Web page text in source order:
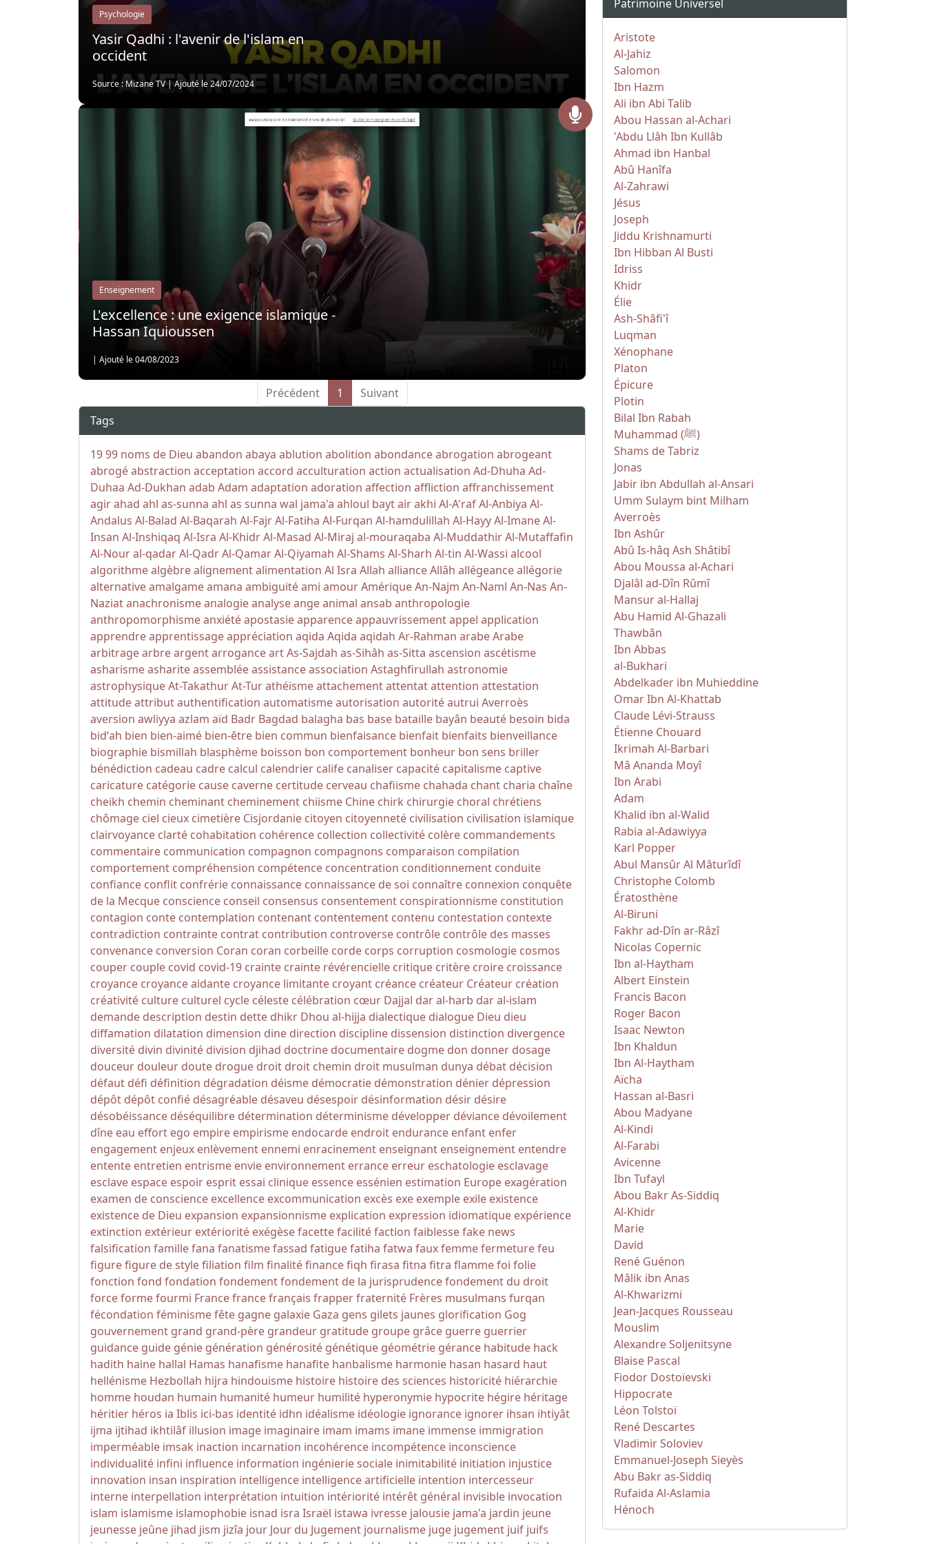
Psychologie
Yasir Qadhi : l'avenir de l'islam en
occident
Source : Mizane TV|Ajouté le 24/07/2024
Enseignement
L'excellence : une exigence islamique -
Hassan Iquioussen
| Ajouté le 04/08/2023
Précédent 1
Suivant
Tags
1999 noms de Dieu abandon abaya ablution abolition abondanceabrogation abrogeant
abrogéabstraction acceptation accord acculturation action actualisation Ad-Dhuha Ad-
Duhaa Ad-Dukhan adab Adam adaptation adoration affection affliction affranchissement
agirahad ahl as-sunna ahl as sunna wal jama'a ahloul baytairakhi Al-A'rafAl-Anbiya Al-
Andalus Al-Balad Al-Baqarah Al-FajrAl-Fatiha Al-Furqan Al-hamdulillah Al-HayyAl-ImaneAl-
Insan Al-Inshiqaq Al-Isra Al-KhidrAl-Masad Al-Miraj al-mouraqaba Al-MuddathirAl-Mutaffafin
Al-Noural-qadarAl-QadrAl-QamarAl-Qiyamah Al-Shams Al-Sharh Al-tin Al-Wassi alcool
algorithmealgèbrealignementalimentation Al Isra Allah allianceAllâh allégeanceallégorie
alternativeamalgameamana ambiguitéami amourAmériqueAn-Najm An-Naml An-Nas An-
Naziatanachronismeanalogieanalyseangeanimal ansab anthropologie
anthropomorphismeanxiétéapostasieapparenceappauvrissementappel application
apprendreapprentissageappréciation aqida Aqida aqidah Ar-Rahman arabeArabe
arbitragearbreargentarroganceartAs-Sajdah as-Sihâh as-Sitta ascension ascétisme
asharismeashariteassembléeassistanceassociation Astaghfirullah astronomie
astrophysiqueAt-TakathurAt-Turathéismeattachementattentatattention attestation
attitudeattributauthentification automatismeautorisation autoritéautrui Averroès
aversion awliyya azlam aïd Badr Bagdad balagha bas base bataille bayân beauté besoin bida
bidʻah bien bien-aimé bien-être bien commun bienfaisance bienfait bienfaits bienveillance
biographie bismillah blasphème boisson bon comportement bonheur bon sens briller
bénédiction cadeau cadre calcul calendrier calife canaliser capacité capitalisme captive
caricature catégorie cause caverne certitude cerveau chafiisme chahada chant charia chaîne
cheikh chemin cheminant cheminement chiisme Chine chirk chirurgie choral chrétiens
chômage ciel cieux cimetière Cisjordanie citoyen citoyenneté civilisation civilisation islamique
clairvoyance clarté cohabitation cohérence collection collectivité colère commandements
commentaire communication compagnon compagnons comparaison compilation
comportement compréhension compétence concentration conditionnement conduite
confiance conflit confrérie connaissance connaissance de soi connaître connexion conquête
de la Mecque conscience conseil consensus consentement conspirationnisme constitution
contagion conte contemplation contenant contentement contenu contestation contexte
contradiction contrainte contrat contribution controverse contrôle contrôle des masses
convenance conversion Coran coran corbeille corde corps corruption cosmologie cosmos
couper couple covid covid-19 crainte crainte révérencielle critique critère croire croissance
croyance croyance aidante croyance limitante croyant créance créateur Créateur création
créativité culture culturel cycle céleste célébration cœur Dajjal dar al-harb dar al-islam
demande description destin dette dhikr Dhou al-hijja dialectique dialogue Dieu dieu
diffamation dilatation dimension dine direction discipline dissension distinction divergence
diversité divin divinité division djihad doctrine documentaire dogme don donner dosage
douceur douleur doute drogue droit droit chemin droit musulman dunya débat décision
défaut défi définition dégradation déisme démocratie démonstration dénier dépression
dépôt dépôt confié désagréable désaveu désespoir désinformation désir désire
désobéissance déséquilibre détermination déterminisme développer déviance dévoilement
dîne eau effort ego empire empirisme endocarde endroit endurance enfant enfer
engagement enjeux enlèvement ennemi enracinement enseignant enseignement entendre
entente entretien entrisme envie environnement errance erreur eschatologie esclavage
esclave espace espoir esprit essai clinique essence essénien estimation Europe exagération
examen de conscience excellence excommunication excès exe exemple exile existence
existence de Dieu expansion expansionnisme explication expression idiomatique expérience
extinction extérieur extériorité exégèsefacettefacilitéfaction faiblessefake news
falsification famillefana fanatismefassad fatiguefatiha fatwa fauxfemmefermeturefeu
figurefigure de stylefiliation film finalitéfinancefiqh firasa fitna fitra flammefoi folie
fonction fond fondation fondementfondement de la jurisprudencefondement du droit
forceformefourmi Francefrancefrançais frapperfraternité Frères musulmans furqan
fécondation féminismefête gagne galaxie Gaza gens gilets jaunes glorification Gog
gouvernement grand grand-père grandeur gratitude groupe grâce guerre guerrier
guidance guide génie génération générosité génétique géométrie gérance habitude hack
hadith haine hallal Hamas hanafisme hanafite hanbalisme harmonie hasan hasard haut
hellénisme Hezbollah hijra hindouisme histoire histoire des sciences historicité hiérarchie
homme houdan humain humanité humeur humilité hyperonymie hypocrite hégire héritage
héritier héros ia Iblis ici-bas identité idhn idéalisme idéologie ignorance ignorer ihsan ihtiyât
ijma ijtihad ikhtilâf illusion image imaginaire imam imams imane immense immigration
imperméable imsak inaction incarnation incohérence incompétence inconscience
individualité infini influence information ingénierie sociale inimitabilité initiation injustice
innovation insan inspiration intelligence intelligence artificielle intention intercesseur
interne interpellation interprétation intuition intériorité intérêt général invisible invocation
islam islamisme islamophobie isnad isra Israël istawa ivresse jalousie jama'a jardin jeune
jeunesse jeûne jihad jism jizîa jour Jour du Jugement journalisme juge jugement juif juifs
Patrimoine Universel
Aristote
Al-Jahiz
Salomon
Ibn Hazm
Ali ibn Abi Talib
Abou Hassan al-Achari
'Abdu Llâh Ibn Kullâb
Ahmad ibn Hanbal
Abû Hanîfa
Al-Zahrawi
Jésus
Joseph
Jiddu Krishnamurti
Ibn Hibban Al Busti
Idriss
Khidr
Élie
Ash-Shâfi'î
Luqman
Xénophane
Platon
Épicure
Plotin
Bilal Ibn Rabah
Muhammad (ﷺ)
Shams de Tabriz
Jonas
Jabir ibn Abdullah al-Ansari
Umm Sulaym bint Milham
Averroès
Ibn Ashûr
Abû Is-hâq Ash Shâtibî
Abou Moussa al-Achari
Djalâl ad-Dîn Rûmî
Mansur al-Hallaj
Abu Hamid Al-Ghazali
Thawbân
Ibn Abbas
al-Bukhari
Abdelkader ibn Muhieddine
Omar Ibn Al-Khattab
Claude Lévi-Strauss
Étienne Chouard
Ikrimah Al-Barbari
Mâ Ananda Moyî
Ibn Arabi
Adam
Khalid ibn al-Walid
Rabia al-Adawiyya
Karl Popper
Abul Mansûr Al Mâturîdî
Christophe Colomb
Ératosthène
Al-Biruni
Fakhr ad-Dîn ar-Râzî
Nicolas Copernic
Ibn al-Haytham
Albert Einstein
Francis Bacon
Roger Bacon
Isaac Newton
Ibn Khaldun
Ibn Al-Haytham
Aïcha
Hassan al-Basri
Abou Madyane
Al-Kindi
Al-Farabi
Avicenne
Ibn Tufayl
Abou Bakr As-Siddiq
Al-Khidr
Marie
David
René Guénon
Mâlik ibn Anas
Al-Khwarizmi
Jean-Jacques Rousseau
Mouslim
Alexandre Soljenitsyne
Blaise Pascal
Fiodor Dostoïevski
Hippocrate
Léon Tolstoï
René Descartes
Vladimir Soloviev
Emmanuel-Joseph Sieyès
Abu Bakr as-Siddiq
Rufaida Al-Aslamia
Hénoch